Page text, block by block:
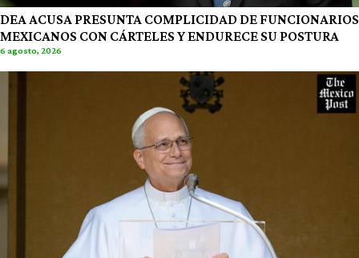
DEA ACUSA PRESUNTA COMPLICIDAD DE FUNCIONARIOS
MEXICANOS CON CÁRTELES Y ENDURECE SU POSTURA
6 agosto, 2026